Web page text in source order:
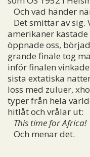
Och vad händer
Det smittar av sig.
amerikaner
öppnade oss,
grande finale tog
inför finalen
sista extatiska
loss med zuluer,
typer från hela
hitlåt och vrålar ut:
This time for Africa!
Och menar det.